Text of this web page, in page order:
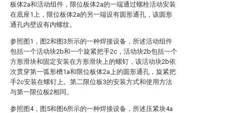
板体2a和活动组件，限位板体2a的一端通过螺栓活动安装
在底座1上，限位板体2a的另一端设有圆形通孔，该圆形
通孔内壁设有内螺纹。
参照图1，图2和图3所示的一种焊接设备，所述活动组件
包括一个活动块2b和一个旋紧把手2c，活动块2b包括一个
方形滑块和固定安装在方形滑块上的螺钉，该活动块2b依
次贯穿第一弧形槽1a和限位板体2a上的圆形通孔，旋紧把
手2c安装在螺钉上。第二限位板3的安装方式和使用方法
与第一限位板2相同。
参照图4，图5和图6所示的一种焊接设备，所述压紧块4a